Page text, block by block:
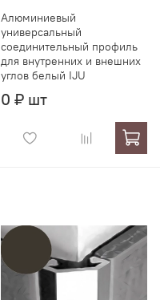
Алюминиевый
универсальный
соединительный профиль
для внутренних и внешних
углов белый IJU
0 ₽ шт